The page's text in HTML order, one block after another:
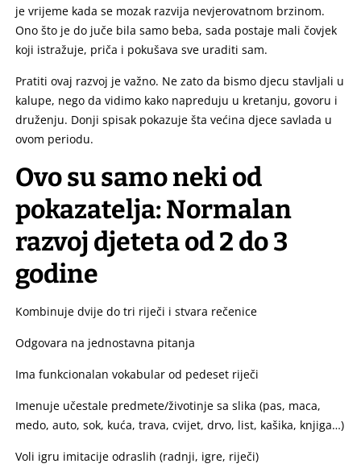
je vrijeme kada se mozak razvija nevjerovatnom brzinom.
Ono što je do juče bila samo beba, sada postaje mali čovjek
koji istražuje, priča i pokušava sve uraditi sam.
Pratiti ovaj razvoj je važno. Ne zato da bismo djecu stavljali u
kalupe, nego da vidimo kako napreduju u kretanju, govoru i
druženju. Donji spisak pokazuje šta većina djece savlada u
ovom periodu.
Ovo su samo neki od
pokazatelja: Normalan
razvoj djetetaod 2 do 3
godine
Kombinuje dvije do tri riječi i stvara rečenice
Odgovara na jednostavna pitanja
Ima funkcionalan vokabular od pedeset riječi
Imenuje učestale predmete/životinje sa slika (pas, maca,
medo, auto, sok, kuća, trava, cvijet, drvo, list, kašika, knjiga…)
Voli igru imitacije odraslih (radnji, igre, riječi)